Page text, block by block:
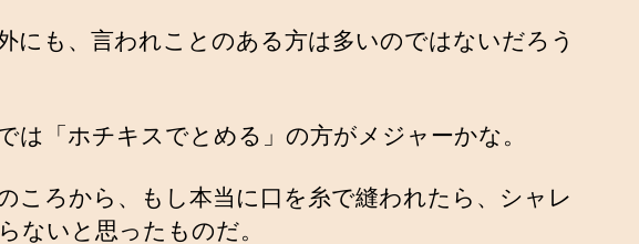
にも、言われことのある方は多いのではないだろう
は「ホチキスでとめる」の方がメジャーかな。
ころから、もし本当に口を糸で縫われたら、シャレ
ないと思ったものだ。